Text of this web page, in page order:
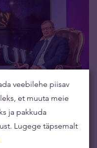
kui
veebilehe piisav
et muuta meie
ja pakkuda
Lugege täpsemalt
.